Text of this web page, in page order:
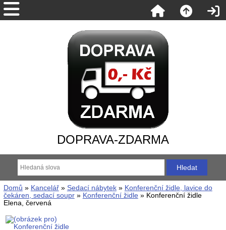
DOPRAVA-ZDARMA
Domů » Kancelář» Sedací nábytek» Konferenční židle, lavice do
čekáren, sedací soupr» Konferenční židle» Konferenční židle
Elena, červená